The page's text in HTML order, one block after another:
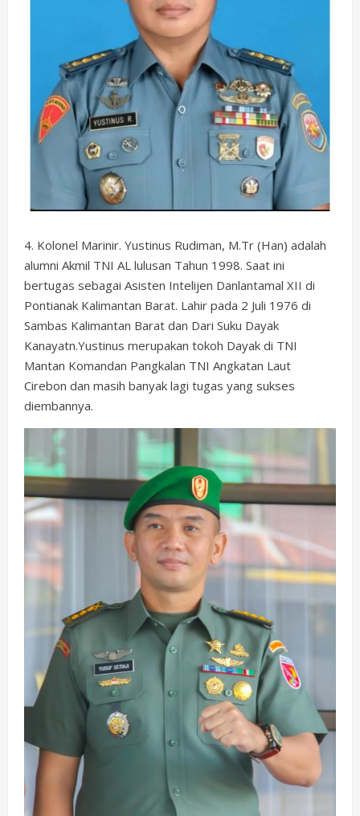
4. Kolonel Marinir. Yustinus Rudiman, M.Tr (Han) adalah
alumni Akmil TNI AL lulusan Tahun 1998. Saat ini
bertugas sebagai Asisten Intelijen Danlantamal XII di
Pontianak Kalimantan Barat. Lahir pada 2 Juli 1976 di
Sambas Kalimantan Barat dan Dari Suku Dayak
Kanayatn.Yustinus merupakan tokoh Dayak di TNI
Mantan Komandan Pangkalan TNI Angkatan Laut
Cirebon dan masih banyak lagi tugas yang sukses
diembannya.